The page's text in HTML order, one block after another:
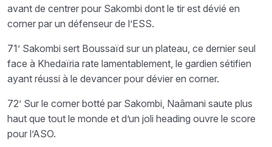
avant de centrer pour Sakombi dont le tir est dévié en
corner par un défenseur de l’ESS.
71’ Sakombi sert Boussaïd sur un plateau, ce dernier seul
face à Khedaïria rate lamentablement, le gardien sétifien
ayant réussi à le devancer pour dévier en corner.
72’ Sur le corner botté par Sakombi, Naâmani saute plus
haut que tout le monde et d’un joli heading ouvre le score
pour l’ASO.